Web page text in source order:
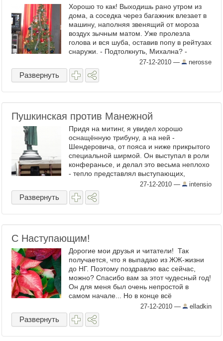
Хорошо то как! Выходишь рано утром из
дома, а соседка через багажник влезает в
машину, наполняя звенящий от мороза
воздух зычным матом. Уже пролезла
голова и вся шуба, оставив попу в рейтузах
снаружи. - Подтолкнуть, Михална? -
27-12-2010 — nerosse
Развернуть
Пушкинская против Манежной
Придя на митинг, я увидел хорошо
оснащённую трибуну, а на ней -
Шендеровича, от пояса и ниже прикрытого
специальной ширмой. Он выступал в роли
конфераньсе, и делал это весьма неплохо
- тепло представлял выступающих,
перемежая их речи ...27-12-2010 — intensio
Развернуть
С Наступающим!
Дорогие мои друзья и читатели! Так
получается, что я выпадаю из ЖЖ-жизни
до НГ. Поэтому поздравлю вас сейчас,
можно? Спасибо вам за этот чудесный год!
Он для меня был очень непростой в
самом начале... Но в конце всё
изменилось. Много всего ...
27-12-2010 — elladkin
Развернуть